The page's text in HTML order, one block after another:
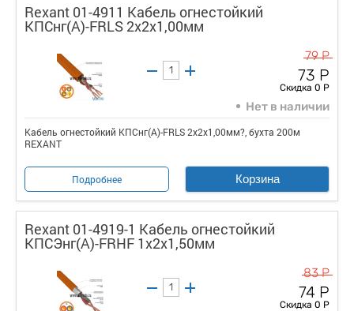
Rexant 01-4911 Кабель огнестойкий
КПСнг(А)-FRLS 2x2x1,00мм
79 Р
73 Р
Скидка 0 Р
Нет в наличии
Кабель огнестойкий КПСнг(А)-FRLS 2x2x1,00мм?, бухта 200м
REXANT
Подробнее Корзина
Rexant 01-4919-1 Кабель огнестойкий
КПСЭнг(А)-FRHF 1x2x1,50мм
83 Р
74 Р
Скидка 0 Р